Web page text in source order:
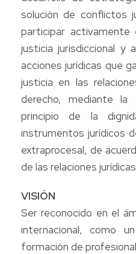
solución de conflictos
participar activamente
justicia jurisdiccional y
acciones jurídicas que
justicia en las
derecho, mediante la
principio de la
instrumentos jurídicos
extraprocesal, de
de las relaciones
VISIÓN
Ser reconocido en el
internacional, como
formación de